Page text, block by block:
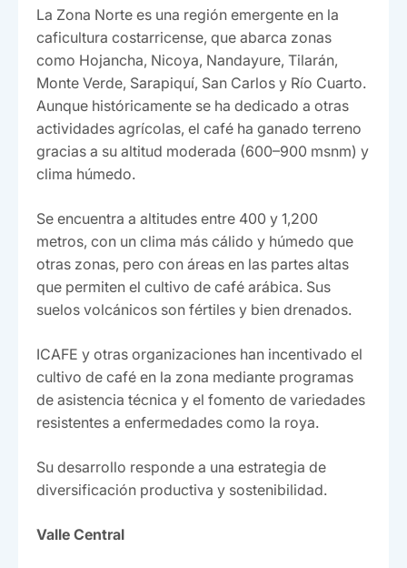
La Zona Norte es una región emergente en la
caficultura costarricense, que abarca zonas
como Hojancha, Nicoya, Nandayure, Tilarán,
Monte Verde, Sarapiquí, San Carlos y Río Cuarto.
Aunque históricamente se ha dedicado a otras
actividades agrícolas, el café ha ganado terreno
gracias a su altitud moderada (600–900 msnm) y
clima húmedo.
Se encuentra a altitudes entre 400 y 1,200
metros, con un clima más cálido y húmedo que
otras zonas, pero con áreas en las partes altas
que permiten el cultivo de café arábica. Sus
suelos volcánicos son fértiles y bien drenados.
ICAFE y otras organizaciones han incentivado el
cultivo de café en la zona mediante programas
de asistencia técnica y el fomento de variedades
resistentes a enfermedades como la roya.
Su desarrollo responde a una estrategia de
diversificación productiva y sostenibilidad.
Valle Central